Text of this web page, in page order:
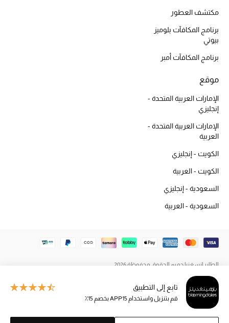
الأكثر مبيعاً
العطور
مكتشف العطور
المكياج
العناية بالبشرة
مستحضرات العناية
مستحضرات الاستحمام والعناية بالجسم
هدايا
مجموعة الجمال
الجمال في بلوميز
تابع إلى التطبيق
قم بتنزيل واستخدام APP15 بخصم 15٪
مكتشف العطور
برنامج المكافآت بلوميز
بيوتي
برنامج المكافآت أمبر
موقع
الإمارات العربية المتحدة -
إنجليزي
الإمارات العربية المتحدة -
العربية
الكويت - إنجليزي
الكويت - العربية
السعودية - إنجليزي
السعودية - العربية
الطاير إنسغنيا جميع الحقوق محفوظة 2026